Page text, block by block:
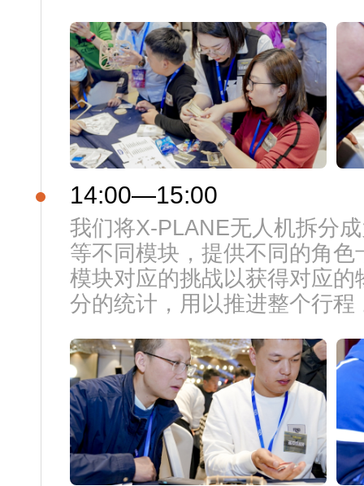
14:00—15:00
我们将X-PLANE无人机拆分
等不同模块，提供不同的角
模块对应的挑战以获得对应
分的统计，用以推进整个行程